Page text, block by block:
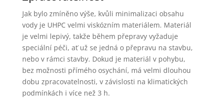
Jak bylo zmíněno výše, kvůli minimalizaci obsahu
vody je UHPC velmi viskózním materiálem. Materiál
je velmi lepivý, takže během přepravy vyžaduje
speciální péči, ať už se jedná o přepravu na stavbu,
nebo v rámci stavby. Dokud je materiál v pohybu,
bez možnosti přímého osychání, má velmi dlouhou
dobu zpracovatelnosti, v závislosti na klimatických
podmínkách i více než 3 h.